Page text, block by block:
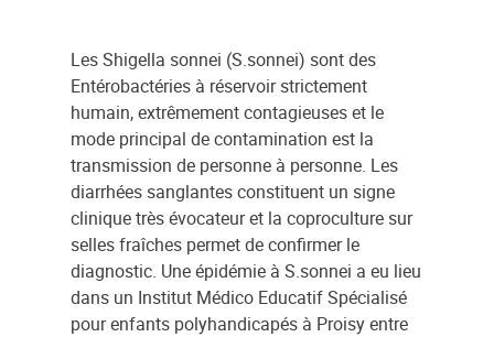
Les Shigella sonnei (S.sonnei) sont des
Entérobactéries à réservoir strictement
humain, extrêmement contagieuses et le
mode principal de contamination est la
transmission de personne à personne. Les
diarrhées sanglantes constituent un signe
clinique très évocateur et la coproculture sur
selles fraîches permet de confirmer le
diagnostic. Une épidémie à S.sonnei a eu lieu
dans un Institut Médico Educatif Spécialisé
pour enfants polyhandicapés à Proisy entre